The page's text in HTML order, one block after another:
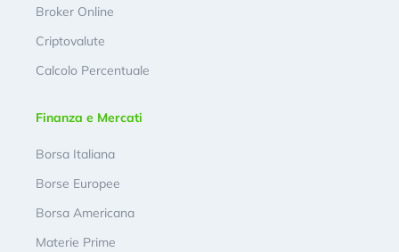
Broker Online
Criptovalute
Calcolo Percentuale
Finanza e Mercati
Borsa Italiana
Borse Europee
Borsa Americana
Materie Prime